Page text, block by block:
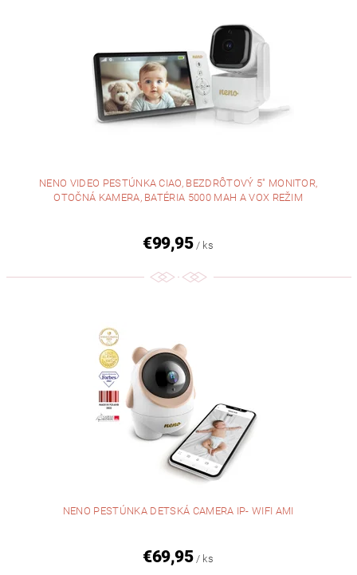
NENO VIDEO PESTÚNKA CIAO, BEZDRÔTOVÝ 5" MONITOR,
OTOČNÁ KAMERA, BATÉRIA 5000 MAH A VOX REŽIM
€99,95 / ks
NENO PESTÚNKA DETSKÁ CAMERA IP- WIFI AMI
€69,95 / ks